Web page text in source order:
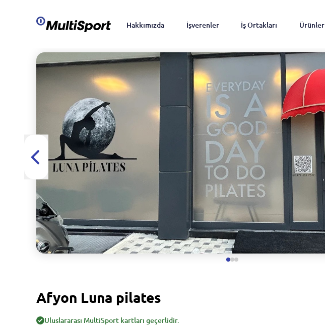
Hakkımızda İşverenler İş Ortakları Ürünler
Afyon Luna pilates
Uluslararası MultiSport kartları geçerlidir.